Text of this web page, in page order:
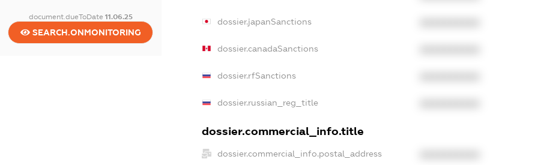
document.dueToDate 11.06.25
SEARCH.ONMONITORING
dossier.japanSanctions
dossier.canadaSanctions
dossier.rfSanctions
dossier.russian_reg_title
dossier.commercial_info.title
dossier.commercial_info.postal_address